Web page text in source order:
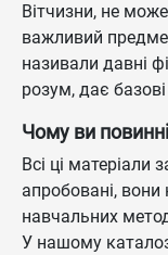
Вітчизни, не
важливий
називали давні
розум, дає
Чому ви
Всі ці матеріали
апробовані, вони
навчальних
У нашому